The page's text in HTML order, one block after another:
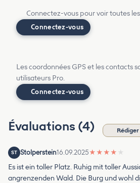
Connectez-vous pour voir toutes
Connectez-vous
Les coordonnées GPS et les contacts
utilisateurs Pro.
Connectez-vous
Évaluations (4)
ST Stolperstein16.09.2025★ ★ ★ ★ ★
Es ist ein toller Platz. Ruhig mit toller
angrenzenden Wald. Die Burg und wohl